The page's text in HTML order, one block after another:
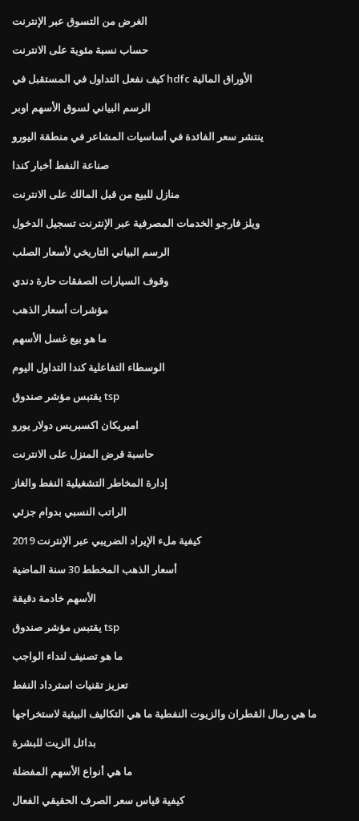
الغرض من التسوق عبر الإنترنت
حساب نسبة مئوية على الانترنت
كيف نفعل التداول في المستقبل في hdfc الأوراق المالية
الرسم البياني لسوق الأسهم اوبر
ينتشر سعر الفائدة في أساسيات المشاعر في منطقة اليورو
صناعة النفط أخبار كندا
منازل للبيع من قبل المالك على الانترنت
ويلز فارجو الخدمات المصرفية عبر الإنترنت تسجيل الدخول
الرسم البياني التاريخي لأسعار الصلب
وقوف السيارات الصفقات حارة دندي
مؤشرات أسعار الذهب
ما هو بيع غسل الأسهم
الوسطاء التفاعلية كندا التداول اليوم
يقتبس مؤشر صندوق tsp
اميريكان اكسبريس دولار يورو
حاسبة قرض المنزل على الانترنت
إدارة المخاطر التشغيلية النفط والغاز
الراتب النسبي بدوام جزئي
كيفية ملء الإيراد الضريبي عبر الإنترنت 2019
أسعار الذهب المخطط 30 سنة الماضية
الأسهم خادمة دقيقة
يقتبس مؤشر صندوق tsp
ما هو تصنيف لنداء الواجب
تعزيز تقنيات استرداد النفط
ما هي رمال القطران والزيوت النفطية ما هي التكاليف البيئية لاستخراجها
بدائل الزيت للبشرة
ما هي أنواع الأسهم المفضلة
كيفية قياس سعر الصرف الحقيقي الفعال